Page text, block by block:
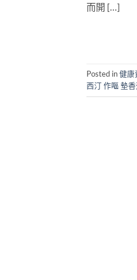
而開 […]
Posted in健康
西汀 作嘔 墊香